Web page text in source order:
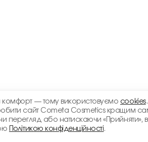
— тому використовуємо cookies
сайт Cometa Cosmetics кращим
перегляд або натискаючи «Прийняти»,
Політикою конфіденційності.